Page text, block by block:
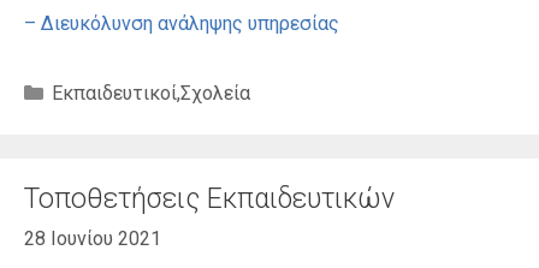
– Διευκόλυνση ανάληψης υπηρεσίας
Κατηγορίες
Εκπαιδευτικοί,Σχολεία
Τοποθετήσεις Εκπαιδευτικών
28 Ιουνίου 2021